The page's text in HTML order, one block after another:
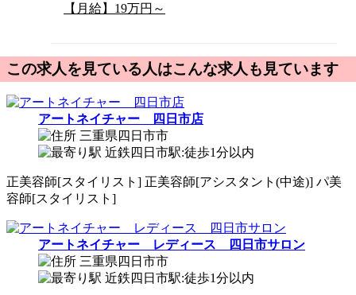
【月給】19万円～
この求人を見ている人はこんな求人も見ています
アートネイチャー 四日市店
三重県四日市市
近鉄四日市駅:徒歩1分以内
正美容師[スタイリスト] 正美容師[アシスタント(中途)] パ美
容師[スタイリスト]
アートネイチャー レディース 四日市サロン
三重県四日市市
近鉄四日市駅:徒歩1分以内